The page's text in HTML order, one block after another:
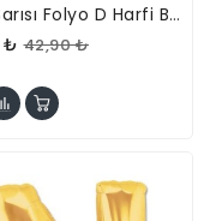
Altın Sarısı Folyo D Harfi Balon 1 Metre
₺ 42,90 ₺